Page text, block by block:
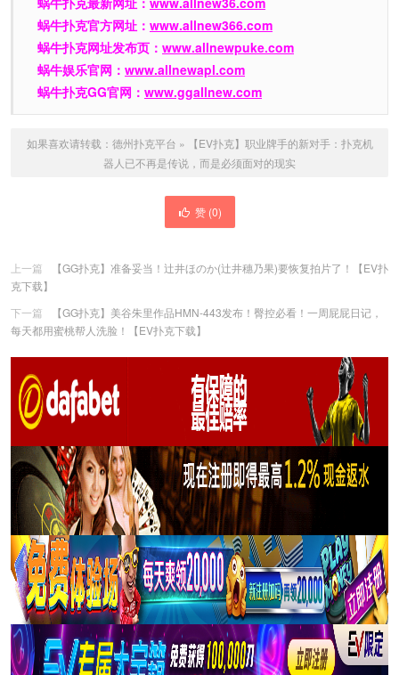
蜗牛扑克官方网址： www.allnew366.com
蜗牛扑克网址发布页： www.allnewpuke.com
蜗牛娱乐官网： www.allnewapl.com
蜗牛扑克GG官网： www.ggallnew.com
如果喜欢请转载： 德州扑克平台 »
【EV扑克】职业牌手的新对手：扑克机
器人已不再是传说，而是必须面对的现实
赞 (0)
上一篇
【GG扑克】准备妥当！辻井ほのか(辻井穗乃果)要恢复拍片了！【EV扑
克下载】
下一篇
【GG扑克】美谷朱里作品HMN-443发布！臀控必看！一周屁屁日记，
每天都用蜜桃帮人洗脸！【EV扑克下载】